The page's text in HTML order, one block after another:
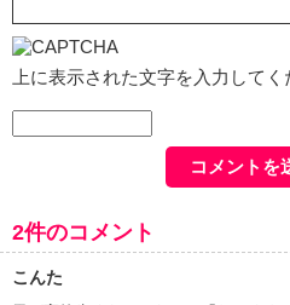
上に表示された文字を入力してく
2件のコメント
こんた